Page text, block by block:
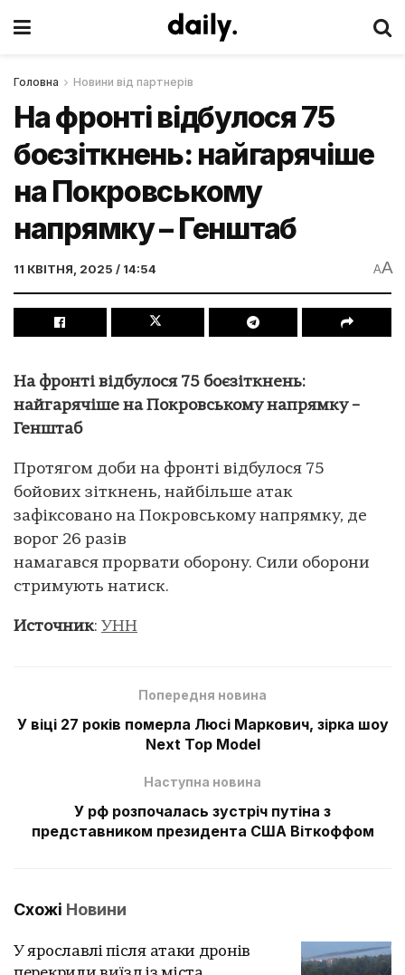
Головна Новини від партнерів
На фронті відбулося 75
боєзіткнень: найгарячіше
на Покровському
напрямку – Генштаб
11 КВІТНЯ, 2025 / 14:54 AA
На фронті відбулося 75 боєзіткнень:
найгарячіше на Покровському напрямку –
Генштаб
Протягом доби на фронті відбулося 75
бойових зіткнень, найбільше атак
зафіксовано на Покровському напрямку, де
ворог 26 разів
намагався прорвати оборону. Сили оборони
стримують натиск.
Источник: УНН
Попередня новина
У віці 27 років померла Люсі Маркович, зірка шоу
Next Top Model
Наступна новина
У рф розпочалась зустріч путіна з
представником президента США Віткоффом
Схожі Новини
У ярославлі після атаки дронів